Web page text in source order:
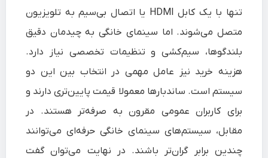
تنها با یک کابل HDMI یا اتصال بی‌سیم به تلویزیون
متصل می‌شوند. اما سینمای خانگی به چیدمان دقیق
بلندگوها، سیم‌کشی و تنظیمات تخصصی نیاز دارد.
هزینه خرید نیز عامل مهمی در انتخاب بین این دو
سیستم است. ساندبارها معمولا قیمت پایین‌تری دارند و
برای کاربران عمومی مقرون‌ به‌ صرفه‌تر هستند. در
مقابل، سیستم‌های سینمای خانگی حرفه‌ای می‌توانند
چندین برابر گران‌تر باشند. در نهایت می‌توان گفت